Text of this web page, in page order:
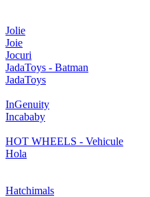
Jolie
Joie
Jocuri
JadaToys - Batman
JadaToys
InGenuity
Incababy
HOT WHEELS - Vehicule
Hola
Hatchimals